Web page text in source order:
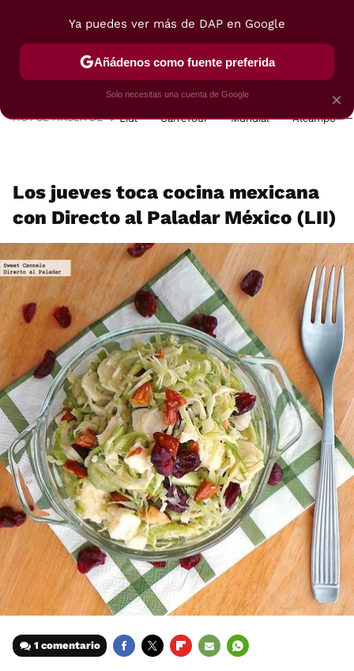
POSTRES VIAJES SELECCIÓN VEGUI
HOY SE HABLA DE Lidl Carrefour Mundial Alcampo
Los jueves toca cocina mexicana
con Directo al Paladar México (LII)
1 comentario
×
Ya puedes ver más de DAP en Google
Añádenos como fuente preferida
Solo necesitas una cuenta de Google